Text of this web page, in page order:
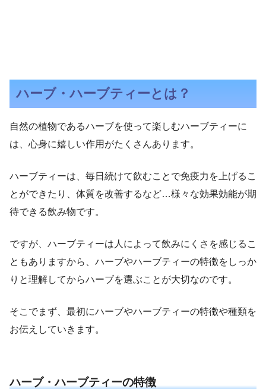
ハーブ・ハーブティーとは？
自然の植物であるハーブを使って楽しむハーブティーに
は、心身に嬉しい作用がたくさんあります。
ハーブティーは、毎日続けて飲むことで免疫力を上げるこ
とができたり、体質を改善するなど…様々な効果効能が期
待できる飲み物です。
ですが、ハーブティーは人によって飲みにくさを感じるこ
ともありますから、ハーブやハーブティーの特徴をしっか
りと理解してからハーブを選ぶことが大切なのです。
そこでまず、最初にハーブやハーブティーの特徴や種類を
お伝えしていきます。
ハーブ・ハーブティーの特徴